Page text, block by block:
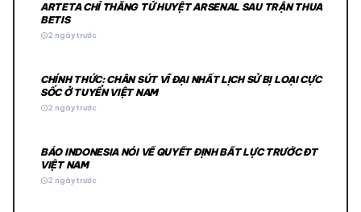
ARTETA CHỈ THẲNG TỬ HUYỆT ARSENAL SAU TRẬN THUA
BETIS
schedule2 ngày trước
CHÍNH THỨC: CHÂN SÚT VĨ ĐẠI NHẤT LỊCH SỬ BỊ LOẠI CỰC
SỐC Ở TUYỂN VIỆT NAM
schedule2 ngày trước
BÁO INDONESIA NÓI VỀ QUYẾT ĐỊNH BẤT LỰC TRƯỚC ĐT
VIỆT NAM
schedule2 ngày trước